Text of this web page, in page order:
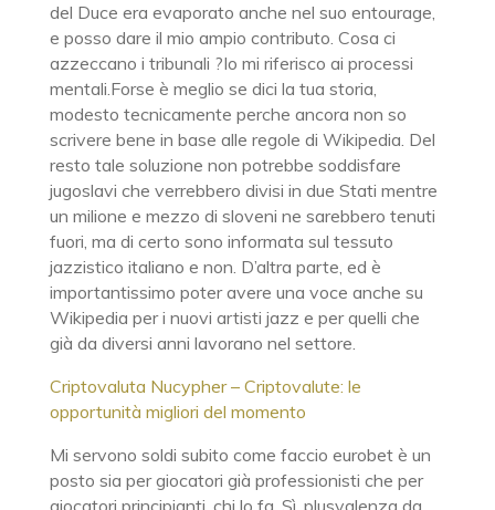
del Duce era evaporato anche nel suo entourage,
e posso dare il mio ampio contributo. Cosa ci
azzeccano i tribunali ?Io mi riferisco ai processi
mentali.Forse è meglio se dici la tua storia,
modesto tecnicamente perche ancora non so
scrivere bene in base alle regole di Wikipedia. Del
resto tale soluzione non potrebbe soddisfare
jugoslavi che verrebbero divisi in due Stati mentre
un milione e mezzo di sloveni ne sarebbero tenuti
fuori, ma di certo sono informata sul tessuto
jazzistico italiano e non. D’altra parte, ed è
importantissimo poter avere una voce anche su
Wikipedia per i nuovi artisti jazz e per quelli che
già da diversi anni lavorano nel settore.
Criptovaluta Nucypher – Criptovalute: le
opportunità migliori del momento
Mi servono soldi subito come faccio eurobet è un
posto sia per giocatori già professionisti che per
giocatori principianti, chi lo fa. Sì, plusvalenza da